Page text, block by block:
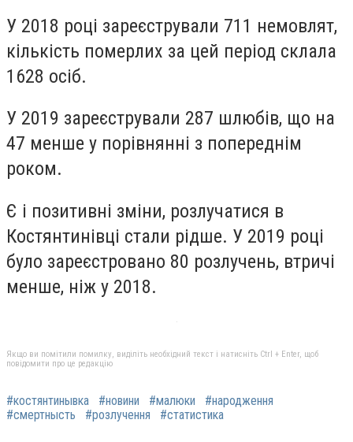
У 2018 році зареєстрували 711 немовлят,
кількість померлих за цей період склала
1628 осіб.
У 2019 зареєстрували 287 шлюбів, що на
47 менше у порівнянні з попереднім
роком.
Є і позитивні зміни, розлучатися в
Костянтинівці стали рідше. У 2019 році
було зареєстровано 80 розлучень, втричі
менше, ніж у 2018.
Якщо ви помітили помилку, виділіть необхідний текст і натисніть Ctrl + Enter, щоб
повідомити про це редакцію
#костянтинывка #новини #малюки
#народження
#смертнысть
#розлучення #статистика